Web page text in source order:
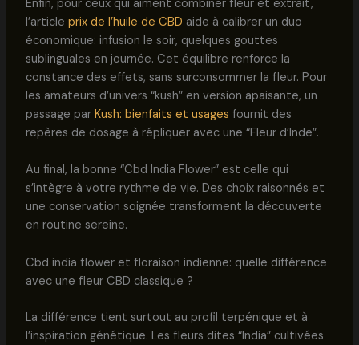
Enfin, pour ceux qui aiment combiner fleur et extrait,
l’article prix de l’huile de CBD aide à calibrer un duo
économique: infusion le soir, quelques gouttes
sublinguales en journée. Cet équilibre renforce la
constance des effets, sans surconsommer la fleur. Pour
les amateurs d’univers “kush” en version apaisante, un
passage par Kush: bienfaits et usages fournit des
repères de dosage à répliquer avec une “Fleur d’Inde”.
Au final, la bonne “Cbd India Flower” est celle qui
s’intègre à votre rythme de vie. Des choix raisonnés et
une conservation soignée transforment la découverte
en routine sereine.
Cbd india flower et floraison indienne: quelle différence
avec une fleur CBD classique ?
La différence tient surtout au profil terpénique et à
l’inspiration génétique. Les fleurs dites “India” cultivées